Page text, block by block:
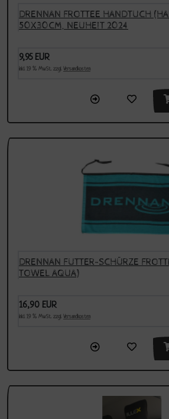
DRENNAN FROTTEE HANDTUCH
50X30CM, NEUHEIT 2024
9,95 EUR
inkl. 19 % MwSt. zzgl. Versandkosten
DRENNAN FUTTER-SCHÜRZE
TOWEL AQUA)
16,90 EUR
inkl. 19 % MwSt. zzgl. Versandkosten